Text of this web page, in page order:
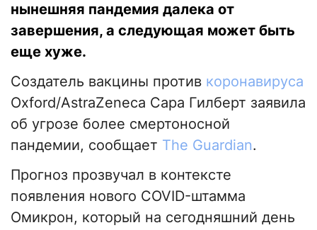
нынешняя пандемия далека от
завершения, а следующая может быть
еще хуже.
Создатель вакцины против коронавируса
Oxford/AstraZeneca Сара Гилберт заявила
об угрозе более смертоносной
пандемии, сообщает The Guardian.
Прогноз прозвучал в контексте
появления нового COVID-штамма
Омикрон, который на сегодняшний день